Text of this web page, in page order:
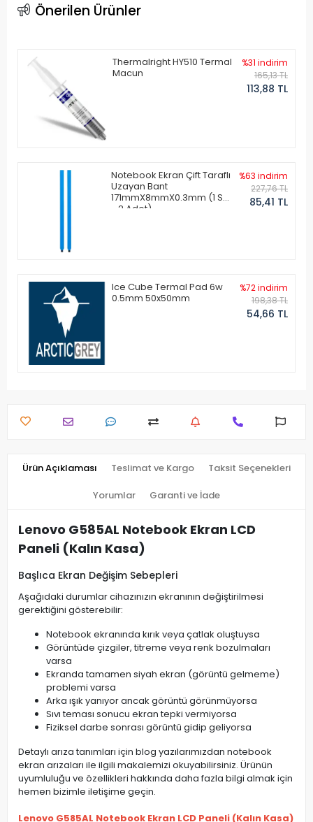
Önerilen Ürünler
Thermalright HY510 Termal
Macun
%31 indirim
165,13 TL
113,88 TL
Notebook Ekran Çift Taraflı
Uzayan Bant
171mmX8mmX0.3mm (1 Set
- 2 Adet)
%63 indirim
227,76 TL
85,41 TL
Ice Cube Termal Pad 6w
0.5mm 50x50mm
%72 indirim
198,38 TL
54,66 TL
Ürün Açıklaması Teslimat ve Kargo Taksit Seçenekleri
Yorumlar Garanti ve İade
Lenovo G585AL Notebook Ekran LCD
Paneli (Kalın Kasa)
Başlıca Ekran Değişim Sebepleri
Aşağıdaki durumlar cihazınızın ekranının değiştirilmesi
gerektiğini gösterebilir:
Notebook ekranında kırık veya çatlak oluştuysa
Görüntüde çizgiler, titreme veya renk bozulmaları
varsa
Ekranda tamamen siyah ekran (görüntü gelmeme)
problemi varsa
Arka ışık yanıyor ancak görüntü görünmüyorsa
Sıvı teması sonucu ekran tepki vermiyorsa
Fiziksel darbe sonrası görüntü gidip geliyorsa
Detaylı arıza tanımları için blog yazılarımızdan notebook
ekran arızaları ile ilgili makalemizi okuyabilirsiniz. Ürünün
uyumluluğu ve özellikleri hakkında daha fazla bilgi almak için
hemen bizimle iletişime geçin.
Lenovo G585AL Notebook Ekran LCD Paneli (Kalın Kasa)